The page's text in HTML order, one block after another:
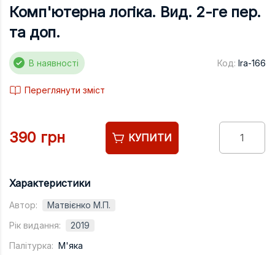
Психологія
Управління
Комп'ютерна логіка. Вид. 2-ге пер.
та доп.
В наявності
Переглянути зміст
Код: lra-166
390 грн КУПИТИ
Характеристики
Автор:
Матвієнко М.П.
Рік видання:
2019
Палітурка: М'яка